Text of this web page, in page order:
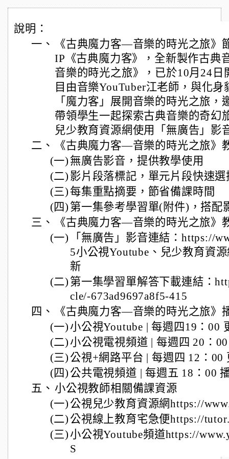
說明：
一、
《古典魔力客—音樂的時光之旅》
IP《古典魔力客》，全新製作古
音樂的時光之旅》，已於10月24日
目由音樂YouTuber江老師，與化
「魔力客」展開音樂的時光之旅
帶領學生一起探索古典音樂的奇幻
兒少教育資源網使用「無廣告」影
二、
《古典魔力客—音樂的時光之旅》
(一) 無廣告影音，提供教學使用
(二) 影片段落標記，單元片段快速選
(三) 每集重點摘要，節省備課時間
(四) 第一集參考學習單(附件)，搭配
三、
《古典魔力客—音樂的時光之旅》
(一)
「無廣告」影音連結：https://
5小公視Youtube、兒少教育資
新
(二) 第一集學習單解答下載連結：
cle/-673ad9697a8f5-415
四、
《古典魔力客—音樂的時光之旅》
(一)小公視Youtube | 每週四19：00
(二)小公視電視頻道 | 每週四 20：
(三) 公視+網路平台 | 每週四 12：00
(四) 公共電視頻道 | 每週五 18：00
五、 小公視教師相關備課資源
(一) 公視兒少教育資源網https://
(二) 公視線上教育宅急便https://
(三)小公視Youtube頻道https://
S